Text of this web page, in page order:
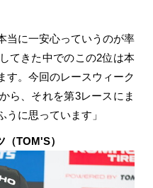
に一安心っていうのが率
てきた中でのこの2位は本
す。今回のレースウィーク
ら、それを第3レースにま
に思っています」
TOM'S）